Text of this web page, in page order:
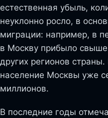
естественная убыль,
неуклонно росло, в
миграции: например, в
в Москву прибыло
других регионов
население Москвы уже
миллионов.
В последние годы